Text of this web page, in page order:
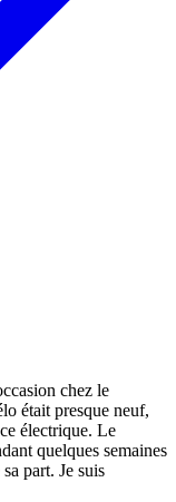
chez le
était presque neuf,
électrique. Le
quelques semaines
part. Je suis